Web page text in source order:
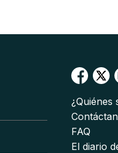
¿Quiénes
FAQ
El diario